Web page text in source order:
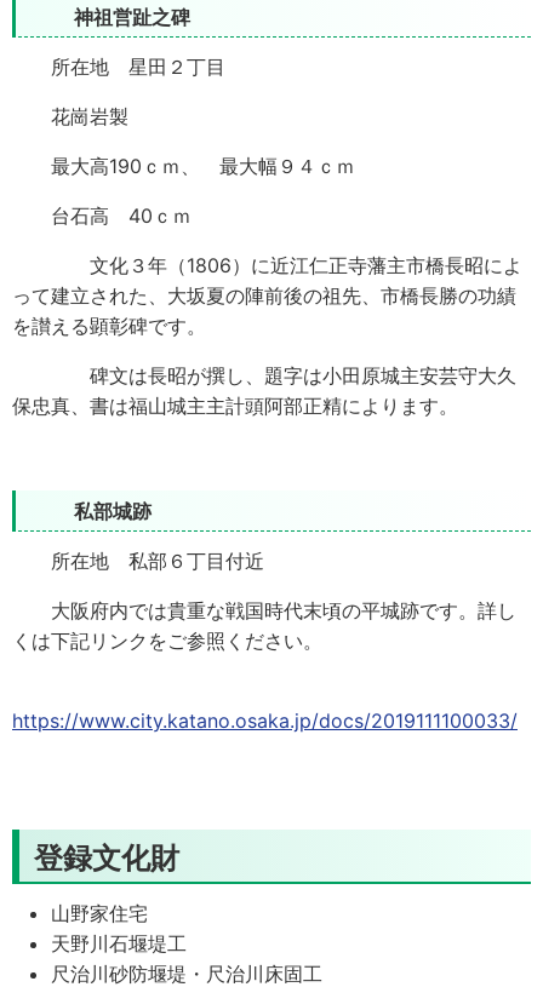
神祖営趾之碑
所在地 星田２丁目
花崗岩製
最大高190ｃｍ、 最大幅９４ｃｍ
台石高 40ｃｍ
文化３年（1806）に近江仁正寺藩主市橋長昭によ
って建立された、大坂夏の陣前後の祖先、市橋長勝の功績
を讃える顕彰碑です。
碑文は長昭が撰し、題字は小田原城主安芸守大久
保忠真、書は福山城主主計頭阿部正精によります。
私部城跡
所在地 私部６丁目付近
大阪府内では貴重な戦国時代末頃の平城跡です。詳し
くは下記リンクをご参照ください。
https://www.city.katano.osaka.jp/docs/2019111100033/
登録文化財
山野家住宅
天野川石堰堤工
尺治川砂防堰堤・尺治川床固工